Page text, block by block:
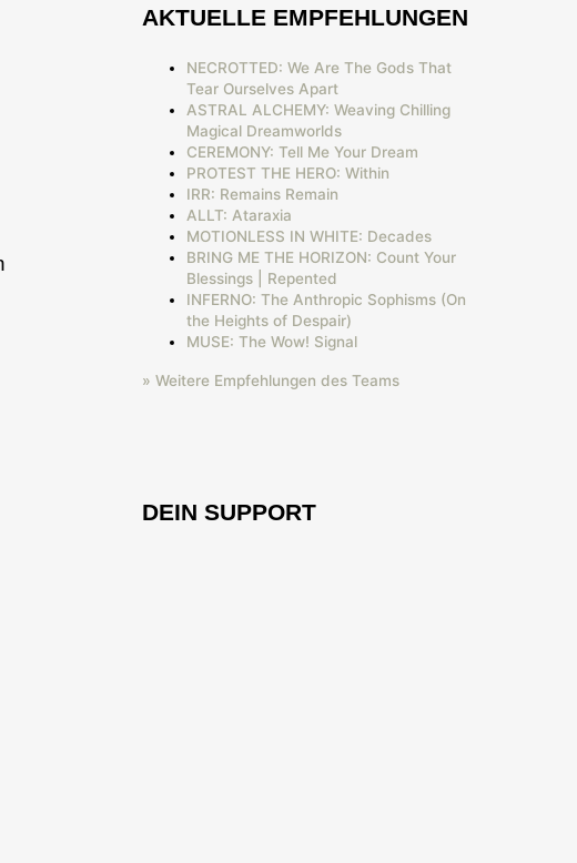
AKTUELLE EMPFEHLUNGEN
NECROTTED: We Are The Gods That
Tear Ourselves Apart
ASTRAL ALCHEMY: Weaving Chilling
Magical Dreamworlds
CEREMONY: Tell Me Your Dream
PROTEST THE HERO: Within
IRR: Remains Remain
ALLT: Ataraxia
MOTIONLESS IN WHITE: Decades
BRING ME THE HORIZON: Count Your
Blessings | Repented
INFERNO: The Anthropic Sophisms (On
the Heights of Despair)
MUSE: The Wow! Signal
» Weitere Empfehlungen des Teams
DEIN SUPPORT